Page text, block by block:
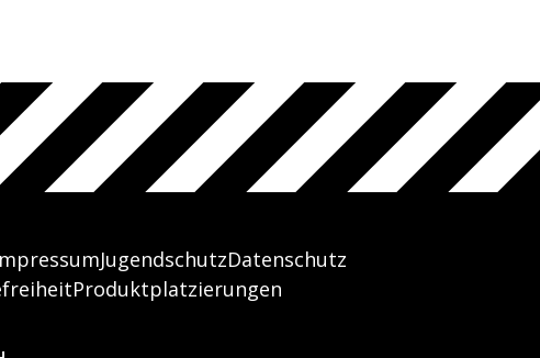
JugendschutzDatenschutz
Produktplatzierungen